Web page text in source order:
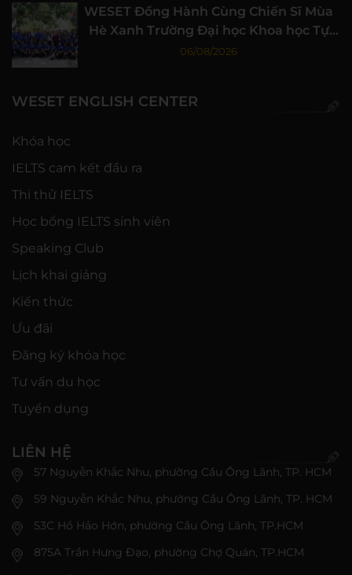
WESET Đồng Hành Cùng Chiến Sĩ Mùa
Hè Xanh Trường Đại học Khoa học Tự
nhiên, ĐHQG-HCM
06/08/2026
WESET ENGLISH CENTER
Khóa học
IELTS cam kết đầu ra
Thi thử IELTS
Học bổng IELTS sinh viên
Speaking Club
Lịch khai giảng
Kiến thức
Ưu đãi
Đăng ký khóa học
Tư vấn du học
Tuyển dụng
LIÊN HỆ
57 Nguyễn Khắc Nhu, phường Cầu Ông Lãnh, TP. HCM
59 Nguyễn Khắc Nhu, phường Cầu Ông Lãnh, TP. HCM
53C Hồ Hảo Hớn, phường Cầu Ông Lãnh, TP.HCM
875A Trần Hưng Đạo, phường Chợ Quán, TP.HCM